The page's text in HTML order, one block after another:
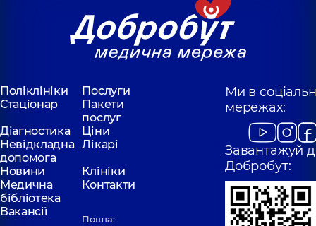
Поліклініки
Послуги
Стаціонар
Пакети
послуг
Діагностика
Ціни
Невідкладна
допомога
Лікарі
Новини
Клініки
Медична
бібліотека
Контакти
Вакансії
Пошта:
Ми в
мережах:
Завантажуй
Добробут: